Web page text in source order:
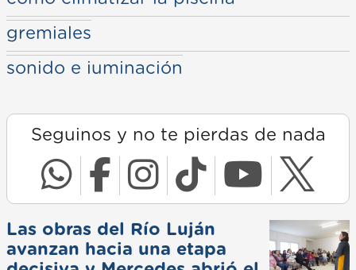
gremiales
sonido e iuminación
Seguinos y no te pierdas de nada
Las obras del Río Luján
avanzan hacia una etapa